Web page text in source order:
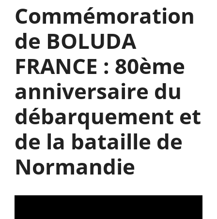
Commémoration
de BOLUDA
FRANCE : 80ème
anniversaire du
débarquement et
de la bataille de
Normandie